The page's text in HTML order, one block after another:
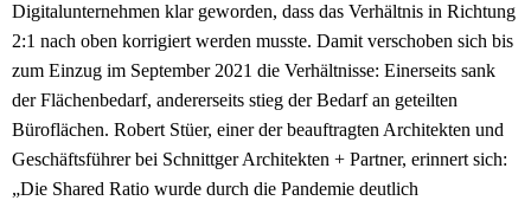
Digitalunternehmen klar geworden, dass das Verhältnis in Richtung
2:1 nach oben korrigiert werden musste. Damit verschoben sich bis
zum Einzug im September 2021 die Verhältnisse: Einerseits sank
der Flächenbedarf, andererseits stieg der Bedarf an geteilten
Büroflächen. Robert Stüer, einer der beauftragten Architekten und
Geschäftsführer bei Schnittger Architekten + Partner, erinnert sich:
„Die Shared Ratio wurde durch die Pandemie deutlich